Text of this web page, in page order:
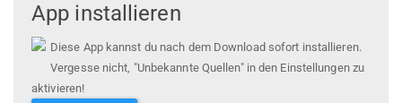
App installieren
Diese App kannst du nach dem Download sofort installieren.
Vergesse nicht, "Unbekannte Quellen" in den Einstellungen zu
aktivieren!